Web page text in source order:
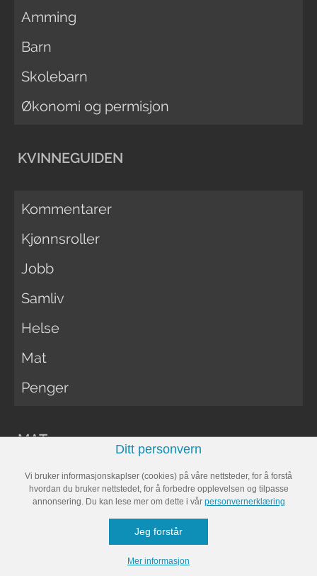
Amming
Barn
Skolebarn
Økonomi og permisjon
KVINNEGUIDEN
Kommentarer
Kjønnsroller
Jobb
Samliv
Helse
Mat
Penger
MAT
Ukemenyer
Ditt personvern
Vi bruker informasjonskaplser (cookies) på våre nettsteder, for å forstå
hvordan du bruker nettstedet, for å forbedre opplevelsen og tilpasse
annonsering. Du kan lese mer om dette i vår personvernerklæring
Jeg forstår
Mer informasjon